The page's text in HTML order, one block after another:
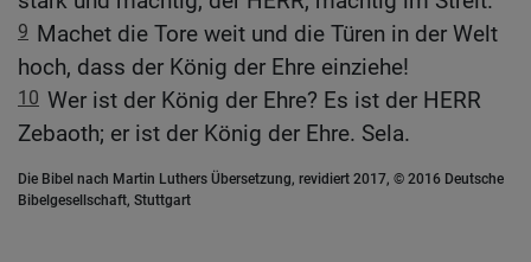
9 Machet die Tore weit und die Türen in der Welt
hoch, dass der König der Ehre einziehe!
10 Wer ist der König der Ehre? Es ist der HERR
Zebaoth; er ist der König der Ehre. Sela.
Die Bibel nach Martin Luthers Übersetzung, revidiert 2017, © 2016 Deutsche
Bibelgesellschaft, Stuttgart